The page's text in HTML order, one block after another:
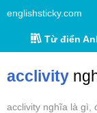
englishsticky.com
Từ điển
acclivity
acclivity nghĩa là gì,